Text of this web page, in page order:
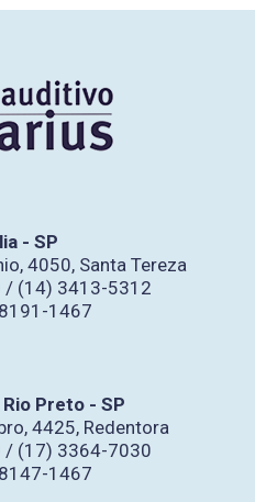
- SP
4050, Santa Tereza
(14) 3413-5312
1467
Preto - SP
4425, Redentora
(17) 3364-7030
1467